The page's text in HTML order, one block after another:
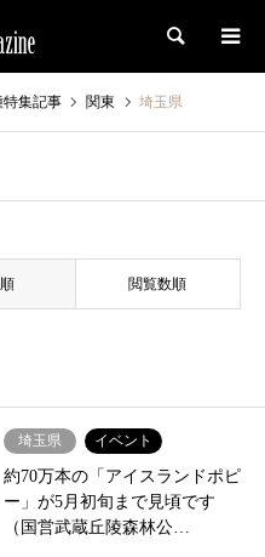
検索
特集記事 関東 埼玉県
閲覧数順
埼玉県 イベント
約70万本の「アイスランドポピ
ー」が5月初旬まで見頃です
（国営武蔵丘陵森林公…